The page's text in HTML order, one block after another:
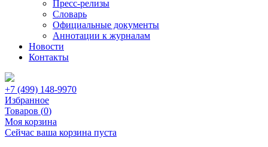
Пресс-релизы
Словарь
Официальные документы
Аннотации к журналам
Новости
Контакты
+7 (499) 148-9970
Избранное
Товаров (0)
Моя корзина
Сейчас ваша корзина пуста